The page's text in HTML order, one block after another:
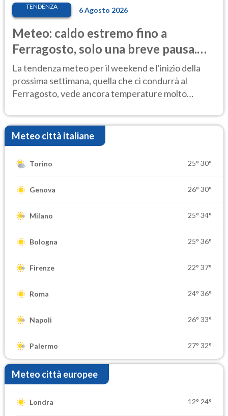
TENDENZA 6 Agosto 2026
Meteo: caldo estremo fino a
Ferragosto, solo una breve pausa.
Ecco dove
La tendenza meteo per il weekend e l'inizio della
prossima settimana, quella che ci condurrà al
Ferragosto, vede ancora temperature molto
Meteo città italiane
Torino 25° 30°
Genova 26° 30°
Milano 25° 34°
Bologna 25° 36°
Firenze 22° 37°
Roma 24° 36°
Napoli 26° 33°
Palermo 27° 32°
Meteo città europee
Londra 12° 24°